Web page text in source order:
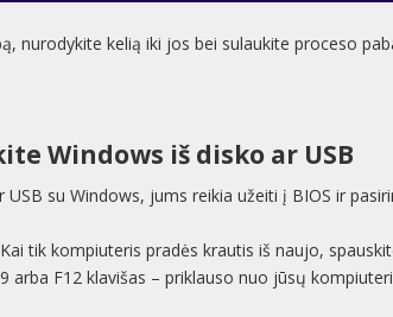
nurodykite kelią iki jos bei sulaukite proceso
Windows iš disko ar USB
USB su Windows, jums reikia užeiti į BIOS ir
tik kompiuteris pradės krautis iš naujo,
arba F12 klavišas – priklauso nuo jūsų